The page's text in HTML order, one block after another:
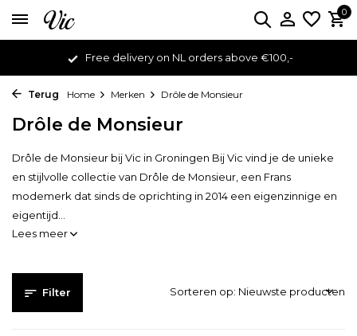
0
Order before 16:00 to receive same day shipping
Terug Home Merken Drôle de Monsieur
Drôle de Monsieur
Drôle de Monsieur bij Vic in Groningen Bij Vic vind je de unieke
en stijlvolle collectie van Drôle de Monsieur, een Frans
modemerk dat sinds de oprichting in 2014 een eigenzinnige en
eigentijd...
Lees meer
Filter Sorteren op: